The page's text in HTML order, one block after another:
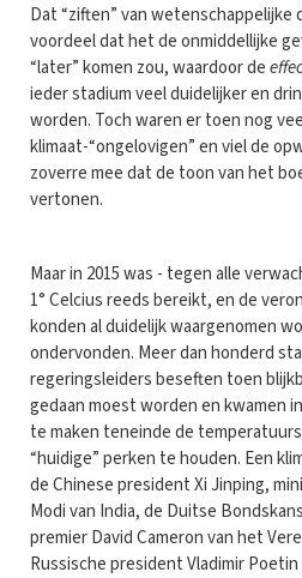
Dat “ziften” van wetenschappelijke
voordeel dat het de onmiddellijke
“later” komen zou, waardoor de
ieder stadium veel duidelijker en
worden. Toch waren er toen nog
klimaat-“ongelovigen” en viel de
zoverre mee dat de toon van het
vertonen.
Maar in 2015 was - tegen alle
1° Celcius reeds bereikt, en de
konden al duidelijk waargenomen
ondervonden. Meer dan honderd
regeringsleiders beseften toen
gedaan moest worden en kwamen
te maken teneinde de
“huidige” perken te houden. Een
de Chinese president Xi Jinping,
Modi van India, de Duitse
premier David Cameron van het
Russische president Vladimir